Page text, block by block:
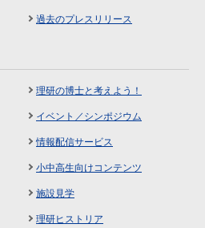
過去のプレスリリース
理研の博士と考えよう！
イベント／シンポジウム
情報配信サービス
小中高生向けコンテンツ
施設見学
理研ヒストリア